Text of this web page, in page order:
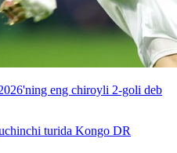
eng chiroyli 2-goli deb
turida Kongo DR